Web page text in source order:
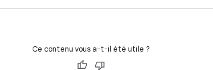
Ce contenu vous a-t-il été utile ?